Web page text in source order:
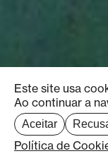
Este site usa
Ao continuar a
Aceitar
Política de